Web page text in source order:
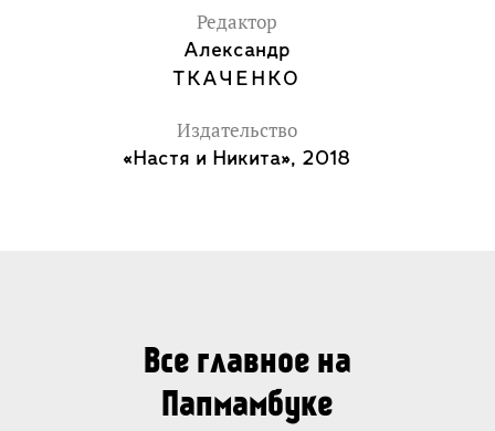
Редактор
Александр
ТКАЧЕНКО
Издательство
«Настя и Никита», 2018
Все главное на
Папмамбуке